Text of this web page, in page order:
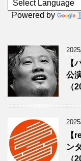
Powered by
【
公
（
【
ン
（